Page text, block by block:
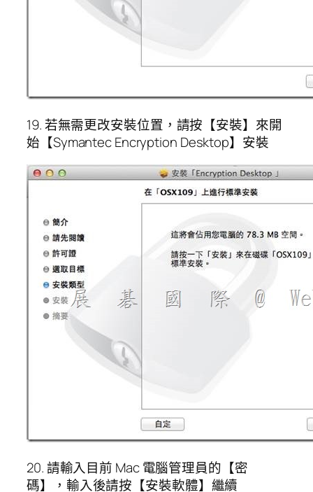
19. 若無需更改安裝位置，請按【安裝】來開
始【Symantec Encryption Desktop】安裝
20. 請輸入目前 Mac 電腦管理員的【密
碼】，輸入後請按【安裝軟體】繼續